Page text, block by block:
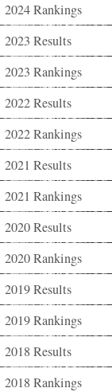
2024 Rankings
2023 Results
2023 Rankings
2022 Results
2022 Rankings
2021 Results
2021 Rankings
2020 Results
2020 Rankings
2019 Results
2019 Rankings
2018 Results
2018 Rankings